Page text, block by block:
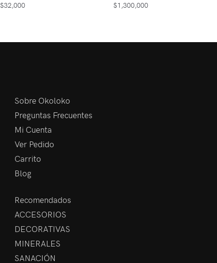
$32,000 $1,300,000
Sobre Okoloko
Preguntas Frecuentes
Mi Cuenta
Ver Pedido
Carrito
Blog
Recomendados
ACCESORIOS
DECORATIVAS
MINERALES
SANACIÓN